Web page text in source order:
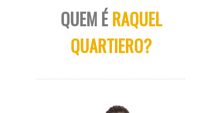
QUEM É RAQUEL
QUARTIERO?